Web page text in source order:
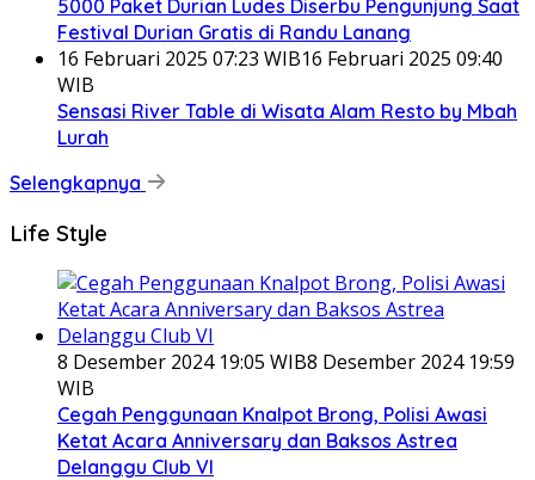
5000 Paket Durian Ludes Diserbu Pengunjung Saat
Festival Durian Gratis di Randu Lanang
16 Februari 2025 07:23 WIB16 Februari 2025 09:40
WIB
Sensasi River Table di Wisata Alam Resto by Mbah
Lurah
Selengkapnya
Life Style
8 Desember 2024 19:05 WIB8 Desember 2024 19:59
WIB
Cegah Penggunaan Knalpot Brong, Polisi Awasi
Ketat Acara Anniversary dan Baksos Astrea
Delanggu Club VI